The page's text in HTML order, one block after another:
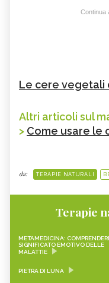
Continua
Le cere vegetali
Altri articoli sul
> Come usare le
da: TERAPIE NATURALI
Terapie
METAMEDICINA:
SIGNIFICATO EMOTIVO DELLE
MALATTIE
PIETRA DI LUNA